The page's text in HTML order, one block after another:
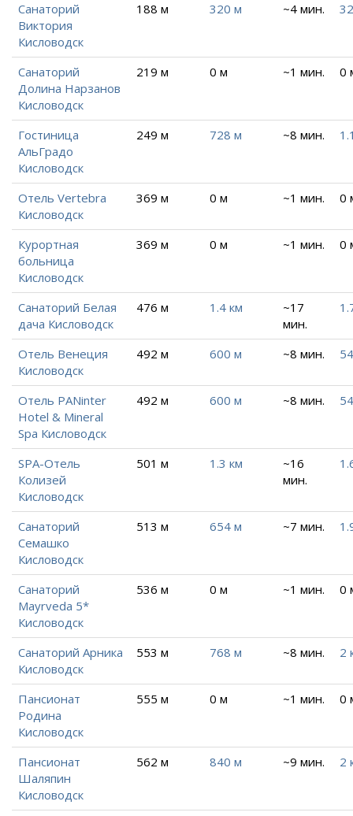
Санаторий
Виктория
Кисловодск
188 м 320 м ~4 мин.
Санаторий
Долина Нарзанов
Кисловодск
219 м 0 м ~1 мин. 0
Гостиница
АльГрадо
Кисловодск
249 м 728 м ~8 мин.
Отель Vertebra
Кисловодск
369 м 0 м ~1 мин. 0
Курортная
больница
Кисловодск
369 м 0 м ~1 мин. 0
Санаторий Белая
дача Кисловодск
476 м 1.4 км
~17
мин.
Отель Венеция
Кисловодск
492 м 600 м ~8 мин.
Отель PANinter
Hotel & Mineral
Spa Кисловодск
492 м 600 м ~8 мин.
SPA-Отель
Колизей
Кисловодск
501 м 1.3 км
~16
мин.
Санаторий
Семашко
Кисловодск
513 м 654 м ~7 мин.
Санаторий
Mayrveda 5*
Кисловодск
536 м 0 м ~1 мин. 0
Санаторий Арника
Кисловодск
553 м 768 м ~8 мин. 2
Пансионат
Родина
Кисловодск
555 м 0 м ~1 мин. 0
Пансионат
Шаляпин
Кисловодск
562 м 840 м ~9 мин. 2